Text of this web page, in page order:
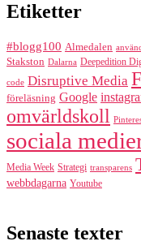
Etiketter
#blogg100 Almedalen
Stakston Dalarna Deepedition
code Disruptive Media
föreläsning Google
omvärldskoll
sociala
Media Week Strategi transparens
webbdagarna Youtube
Senaste texter